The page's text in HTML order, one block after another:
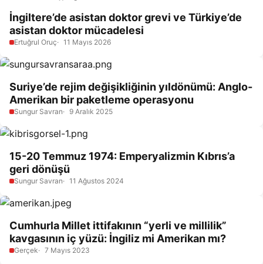
İngiltere’de asistan doktor grevi ve Türkiye’de
asistan doktor mücadelesi
Ertuğrul Oruç 11 Mayıs 2026
Suriye’de rejim değişikliğinin yıldönümü: Anglo-
Amerikan bir paketleme operasyonu
Sungur Savran 9 Aralık 2025
15-20 Temmuz 1974: Emperyalizmin Kıbrıs’a
geri dönüşü
Sungur Savran 11 Ağustos 2024
Cumhurla Millet ittifakının “yerli ve millilik”
kavgasının iç yüzü: İngiliz mi Amerikan mı?
Gerçek 7 Mayıs 2023